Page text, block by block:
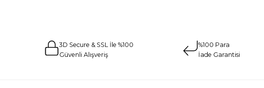
3D Secure & SSL İle %100
Güvenli Alışveriş
%100 Para
İade Garantisi